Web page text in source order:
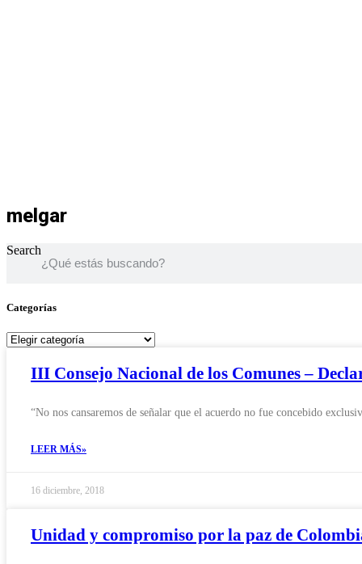
melgar
Search
Categorías
Categorías
III Consejo Nacional de los Comunes –
“No nos cansaremos de señalar que el acuerdo no fue concebido
LEER MÁS»
16 diciembre, 2018
Unidad y compromiso por la paz de